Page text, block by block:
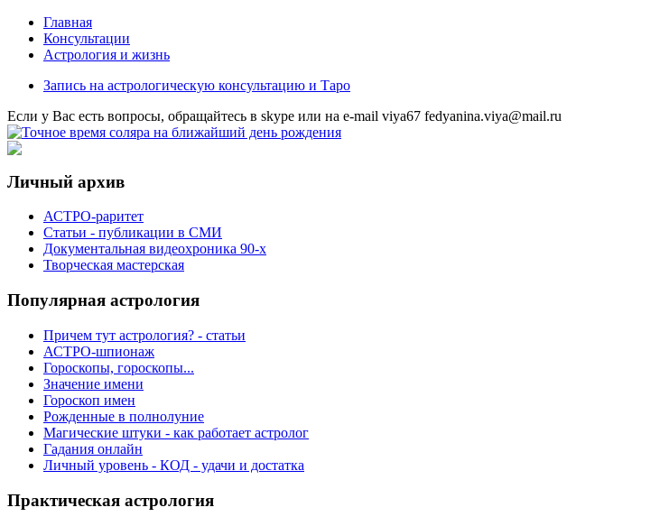
Главная
Консультации
Астрология и жизнь
Запись на астрологическую консультацию и Таро
Eсли у Вас есть вопросы, обращайтесь в skype или на e-mail viya67 fedyanina.viya@mail.ru
Личный архив
АСТРО-раритет
Cтатьи - публикации в СМИ
Документальная видеохроника 90-х
Творческая мастерская
Популярная астрология
Причем тут астрология? - статьи
АСТРО-шпионаж
Гороскопы, гороскопы...
Значение имени
Гороскоп имен
Рожденные в полнолуние
Магические штуки - как работает астролог
Гадания онлайн
Личный уровень - КОД - удачи и достатка
Практическая астрология